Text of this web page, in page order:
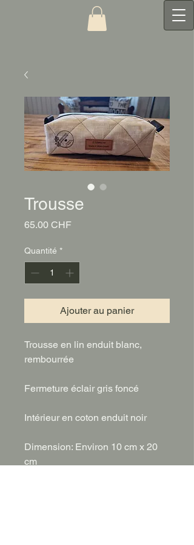
Trousse
65.00 CHFPrix
Quantité *
Ajouter au panier
Trousse en lin enduit blanc,
rembourrée
Fermeture éclair gris foncé
Intérieur en coton enduit noir
Dimension: Environ 10 cm x 20
cm